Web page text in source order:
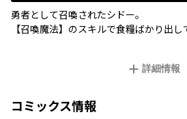
勇者として召喚されたシドー。
【召喚魔法】のスキルで食糧ばかり出
「銃」を召喚した彼はエルフの美少女た
詳細情報
コミックス情報